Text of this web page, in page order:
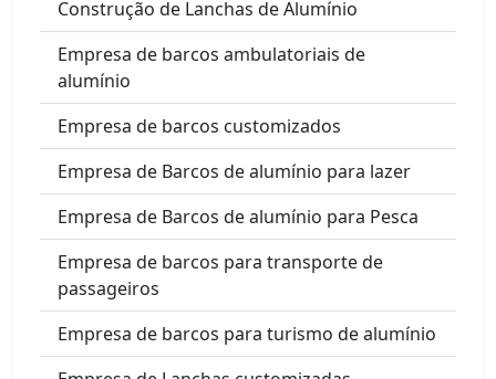
Construção de Lanchas de Alumínio
Empresa de barcos ambulatoriais de
alumínio
Empresa de barcos customizados
Empresa de Barcos de alumínio para lazer
Empresa de Barcos de alumínio para Pesca
Empresa de barcos para transporte de
passageiros
Empresa de barcos para turismo de alumínio